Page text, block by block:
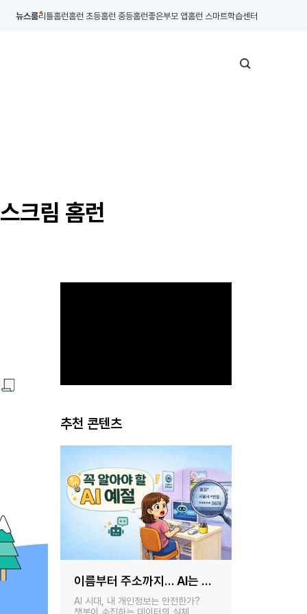
뉴스룸리틀홈런홈런 초등홈런 중등홈런좋은부모 앱홈런 스마트학습센터
크림 홈런
추천 콘텐츠
AI는 내
문해력이 오른 아이들의
공통점
홈런 독서챌린지가 발견한 아이들의
확인합니다